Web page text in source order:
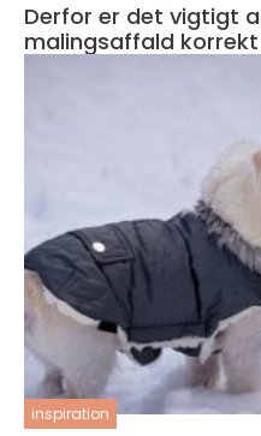
Derfor er det vigtigt
malingsaffald korrekt
inspiration